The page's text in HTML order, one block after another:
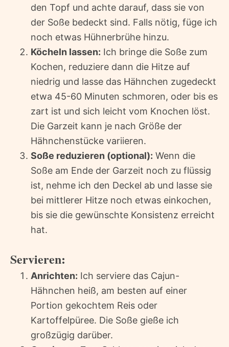
den Topf und achte darauf, dass sie von
der Soße bedeckt sind. Falls nötig, füge ich
noch etwas Hühnerbrühe hinzu.
Köcheln lassen: Ich bringe die Soße zum
Kochen, reduziere dann die Hitze auf
niedrig und lasse das Hähnchen zugedeckt
etwa 45-60 Minuten schmoren, oder bis es
zart ist und sich leicht vom Knochen löst.
Die Garzeit kann je nach Größe der
Hähnchenstücke variieren.
Soße reduzieren (optional): Wenn die
Soße am Ende der Garzeit noch zu flüssig
ist, nehme ich den Deckel ab und lasse sie
bei mittlerer Hitze noch etwas einkochen,
bis sie die gewünschte Konsistenz erreicht
hat.
Servieren:
Anrichten: Ich serviere das Cajun-
Hähnchen heiß, am besten auf einer
Portion gekochtem Reis oder
Kartoffelpüree. Die Soße gieße ich
großzügig darüber.